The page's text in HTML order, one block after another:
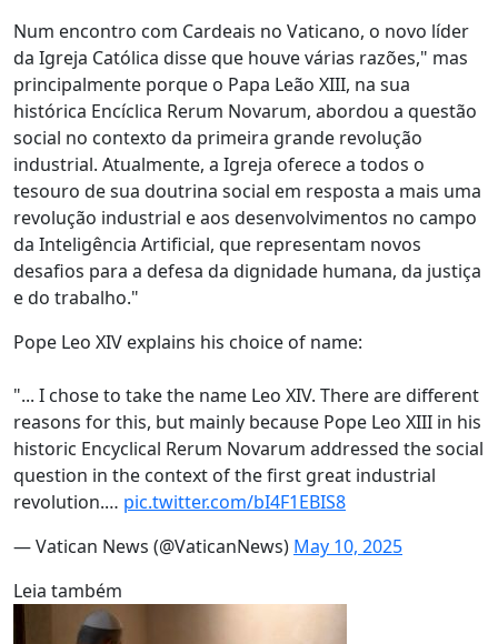
Num encontro com Cardeais no Vaticano, o novo líder
da Igreja Católica disse que houve várias razões," mas
principalmente porque o Papa Leão XIII, na sua
histórica Encíclica Rerum Novarum, abordou a questão
social no contexto da primeira grande revolução
industrial. Atualmente, a Igreja oferece a todos o
tesouro de sua doutrina social em resposta a mais uma
revolução industrial e aos desenvolvimentos no campo
da Inteligência Artificial, que representam novos
desafios para a defesa da dignidade humana, da justiça
e do trabalho."
Pope Leo XIV explains his choice of name:
"... I chose to take the name Leo XIV. There are different
reasons for this, but mainly because Pope Leo XIII in his
historic Encyclical Rerum Novarum addressed the social
question in the context of the first great industrial
revolution.… pic.twitter.com/bI4F1EBIS8
— Vatican News (@VaticanNews) May 10, 2025
Leia também